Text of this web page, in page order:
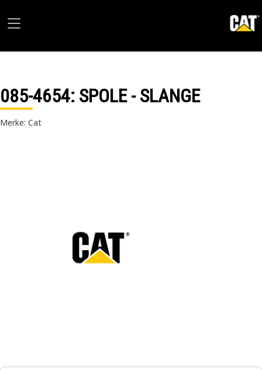
085-4654: SPOLE - SLANGE
Merke: Cat